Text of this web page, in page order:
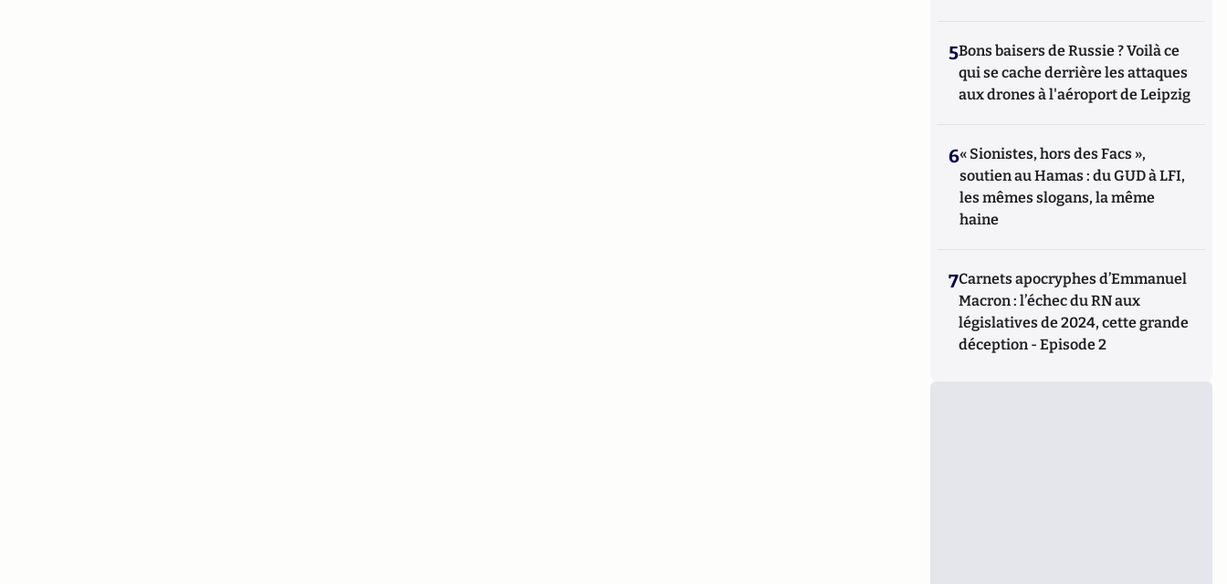
5Bons baisers de Russie ? Voilà ce
qui se cache derrière les attaques
aux drones à l'aéroport de Leipzig
6« Sionistes, hors des Facs »,
soutien au Hamas : du GUD à LFI,
les mêmes slogans, la même
haine
7Carnets apocryphes d’Emmanuel
Macron : l’échec du RN aux
législatives de 2024, cette grande
déception - Episode 2